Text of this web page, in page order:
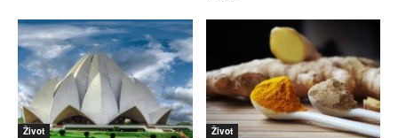
Život Život